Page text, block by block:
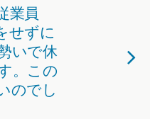
業員
せずに
いで休
。この
のでし